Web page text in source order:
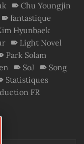
Chu Youngjin
fantastique
Hyunbaek
Light Novel
Park Solam
SoJ
Song
Statistiques
FR